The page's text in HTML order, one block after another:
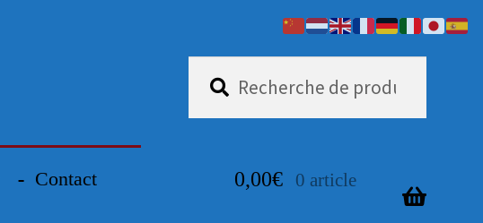
pour :
Contact 0,00€ 0 article